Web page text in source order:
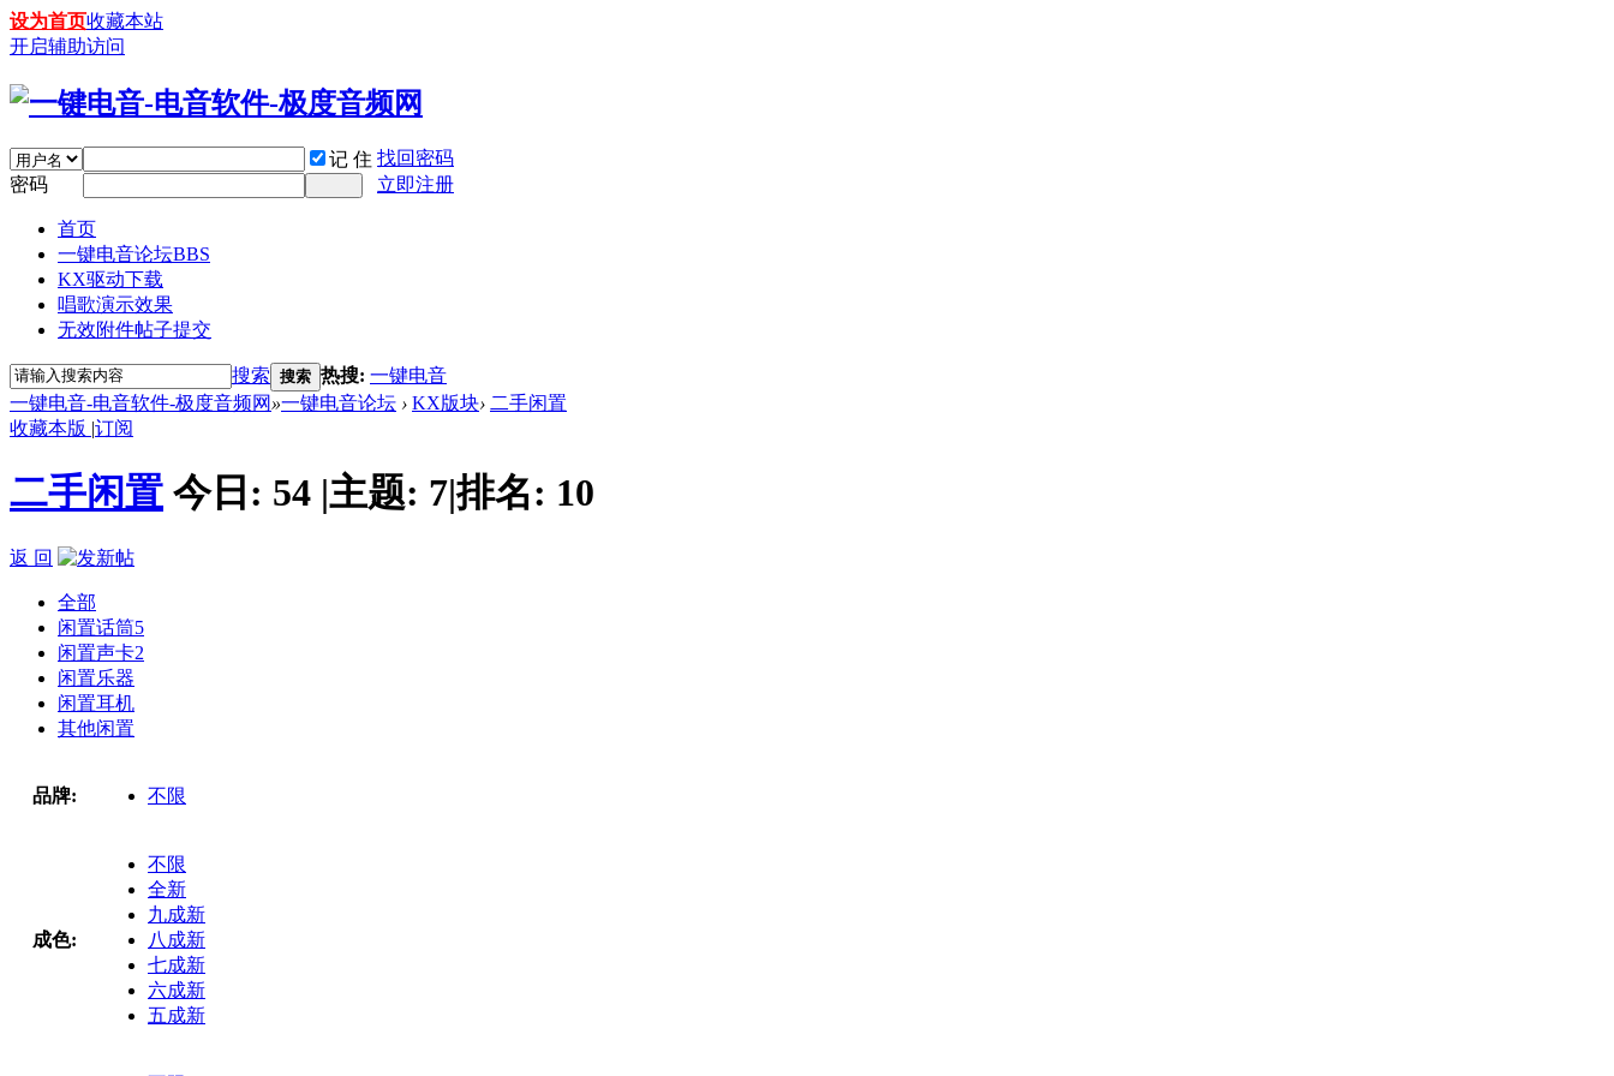
设为首页收藏本站
开启辅助访问
记 住 找回密码
密码
立即注册
首页
一键电音论坛BBS
KX驱动下载
唱歌演示效果
无效附件帖子提交
搜索 搜索 热搜: 一键电音
一键电音-电音软件-极度音频网 »一键电音论坛 › KX版块› 二手闲置
收藏本版 |订阅
二手闲置 今日: 54 |主题: 7|排名: 10
返 回
全部
闲置话筒5
闲置声卡2
闲置乐器
闲置耳机
其他闲置
品牌: 不限
成色:
不限
全新
九成新
八成新
七成新
六成新
五成新